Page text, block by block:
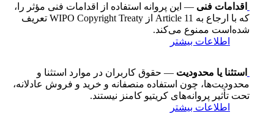
اقدامات فنی — این پروانه استفاده از اقدامات فنی مؤثر را،
که با ارجاع به Article 11 از WIPO Copyright Treaty تعریف
شده‌است ممنوع می‌کند.
اطلاعات بیشتر
استثنا یا محدودیت — حقوق کاربران در موارد استثنا و
محدودیت‌ها، چون استفاده منصفانه و خرید و فروش عادلانه،
تحت تأثیر پروانه‌های کریتیو کامنز نیستند.
اطلاعات بیشتر